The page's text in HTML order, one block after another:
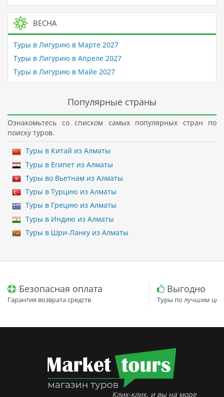
ВЕСНА
Туры в Лигурию в Марте 2027
Туры в Лигурию в Апреле 2027
Туры в Лигурию в Майе 2027
Популярные страны
Ознакомьтесь со списком самых популярных стран по
поиску туров.
Туры в Китай из Алматы
Туры в Египет из Алматы
Туры во Вьетнам из Алматы
Туры в Турцию из Алматы
Туры в Грецию из Алматы
Туры в Индию из Алматы
Туры в Шри-Ланку из Алматы
Безопасная оплата
Гарантия возврата средств
Выгодно
Туры по лучшим
Клик-клик, и вы на море